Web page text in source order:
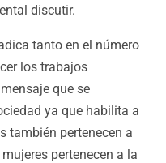
discutir.
tanto en el número
los trabajos
que se
ya que habilita a
también pertenecen a
pertenecen a la